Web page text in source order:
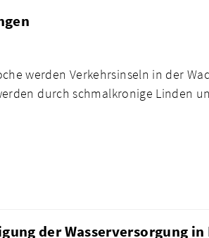
werden Verkehrsinseln in der
durch schmalkronige Linden
der Wasserversorgung